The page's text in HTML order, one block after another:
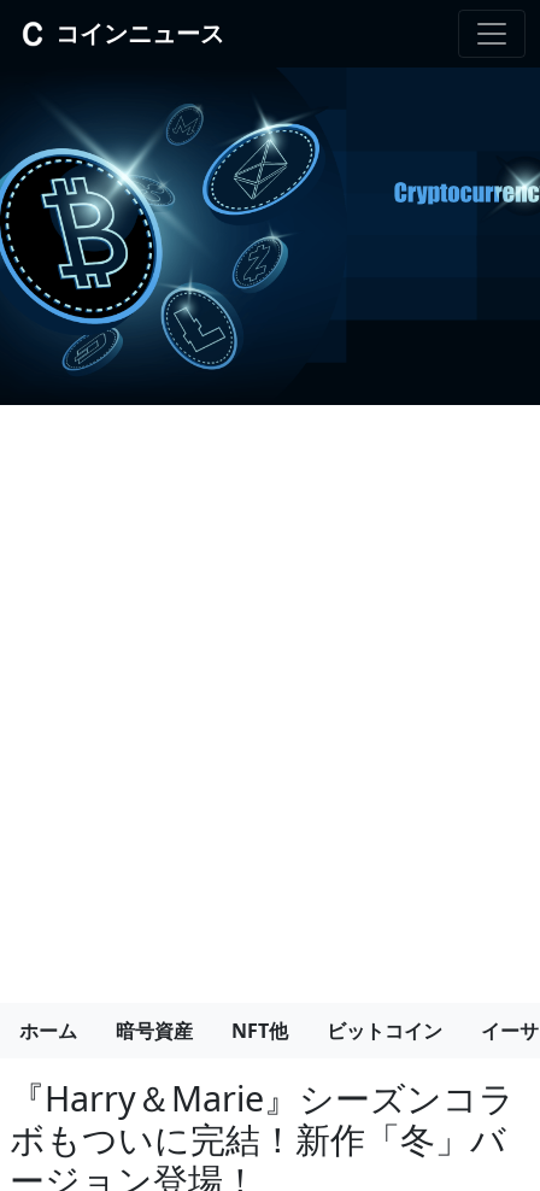
コインニュース
ホーム 暗号資産 NFT他 ビットコイン イー
『Harry＆Marie』シーズンコラ
ボもついに完結！新作「冬」バ
ージョン登場！